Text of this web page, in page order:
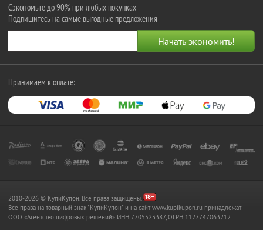
Сэкономьте до 90% при любых покупках
Подпишитесь на самые выгодные предложения
Принимаем к оплате:
2010-2026 © КупиКупон. Все права защищены.
Все права на товарный знак "КупиКупон" и на сайт www.kupikupon.ru принадлежат
OOO «Агентство цифровых решений» ИНН 7705523387, ОГРН 1127747063212